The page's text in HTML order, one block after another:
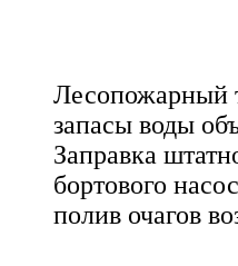
Лесопожарный
запасы воды
Заправка
бортового
полив очагов